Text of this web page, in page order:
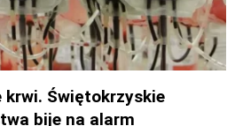
krwi. Świętokrzyskie
bije na alarm